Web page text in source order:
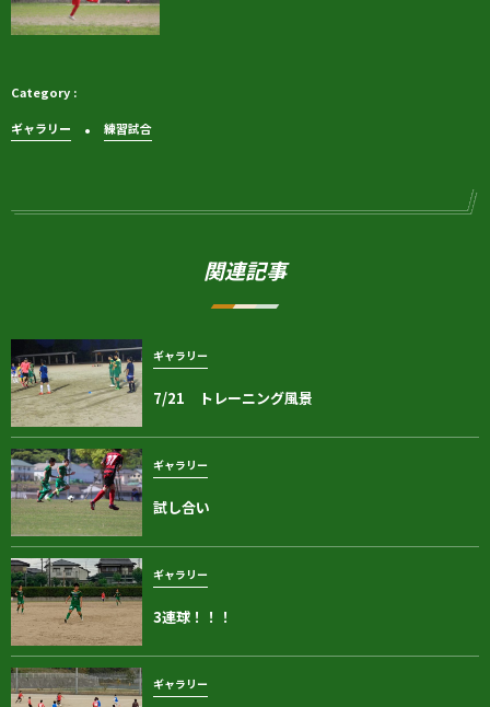
ギャラリー 練習試合
関連記事
ギャラリー
7/21 トレーニング風景
ギャラリー
試し合い
ギャラリー
3連球！！！
ギャラリー